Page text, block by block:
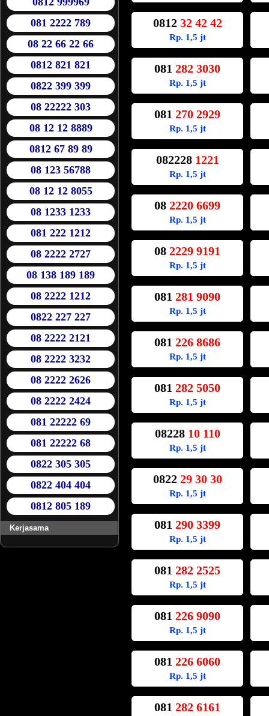
081 2222 789
08 22 66 22 66
0812 821 821
0822 399 399
08 22222 303
08 12 12 8889
0812 67 89 89
08 123 56788
08 12 12 8055
08 1233 1233
081 222 1212
08 2222 2727
08 138 189 189
08 2222 1212
0822 227 227
08 2222 2121
08 2222 3232
08 2222 2626
08 2222 2424
081 22222 69
081 22222 68
0822 305 305
0822 404 404
0812 805 189
Kerjasama
0812 32 42 42
Rp. 1,5 jt
081 282 3030
Rp. 1,5 jt
081 270 2929
Rp. 1,5 jt
082228 1221
Rp. 1,5 jt
08 2220 6699
Rp. 1,5 jt
08 2229 9191
Rp. 1,5 jt
081 281 9090
Rp. 1,5 jt
081 226 8686
Rp. 1,5 jt
081 282 5050
Rp. 1,5 jt
08228 10 110
Rp. 1,5 jt
0822 29 30 30
Rp. 1,5 jt
081 290 3399
Rp. 1,5 jt
081 282 2525
Rp. 1,5 jt
081 226 9090
Rp. 1,5 jt
081 226 6060
Rp. 1,5 jt
081 282 6161